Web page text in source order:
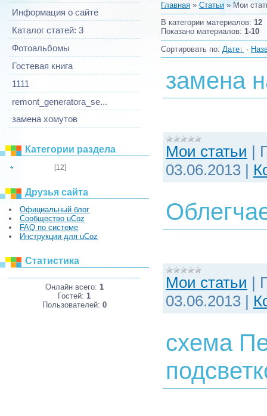
Информация о сайте
Каталог статей: 3
Фотоальбомы
Гостевая книга
1111
remont_generatora_se...
замена хомутов
Категории раздела
[12]
Друзья сайта
Официальный блог
Сообщество uCoz
FAQ по системе
Инструкции для uCoz
Статистика
Онлайн всего: 1
Гостей: 1
Пользователей: 0
Главная » Статьи » Мои
В категории материалов: 12
Показано материалов: 1-10
Сортировать по: Дате ·
замена
Мои статьи |
03.06.2013 |
Мои статьи |
03.06.2013 |
схема